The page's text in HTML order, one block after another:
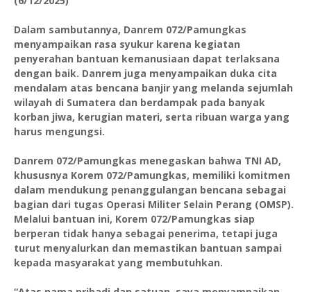
Dalam sambutannya, Danrem 072/Pamungkas
menyampaikan rasa syukur karena kegiatan
penyerahan bantuan kemanusiaan dapat terlaksana
dengan baik. Danrem juga menyampaikan duka cita
mendalam atas bencana banjir yang melanda sejumlah
wilayah di Sumatera dan berdampak pada banyak
korban jiwa, kerugian materi, serta ribuan warga yang
harus mengungsi.
Danrem 072/Pamungkas menegaskan bahwa TNI AD,
khususnya Korem 072/Pamungkas, memiliki komitmen
dalam mendukung penanggulangan bencana sebagai
bagian dari tugas Operasi Militer Selain Perang (OMSP).
Melalui bantuan ini, Korem 072/Pamungkas siap
berperan tidak hanya sebagai penerima, tetapi juga
turut menyalurkan dan memastikan bantuan sampai
kepada masyarakat yang membutuhkan.